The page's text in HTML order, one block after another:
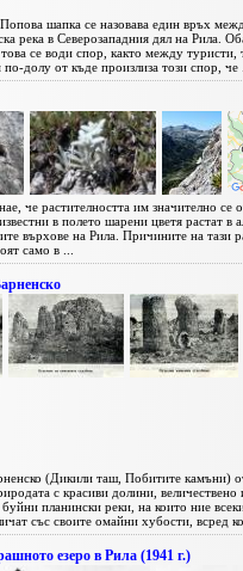
шапка се назовава един връх
река в Северозападния дял на Рила.
се води спор, както между туристи,
долу от къде произлиза този спор, че
че растителността им значително се
в полето шарени цветя растат в
върхове на Рила. Причините на тази
само в ...
(Дикили таш, Побитите камъни)
с красиви долини, величествено
планински реки, на които ние
със своите омайни хубости, всред
езеро в Рила (1941 г.)